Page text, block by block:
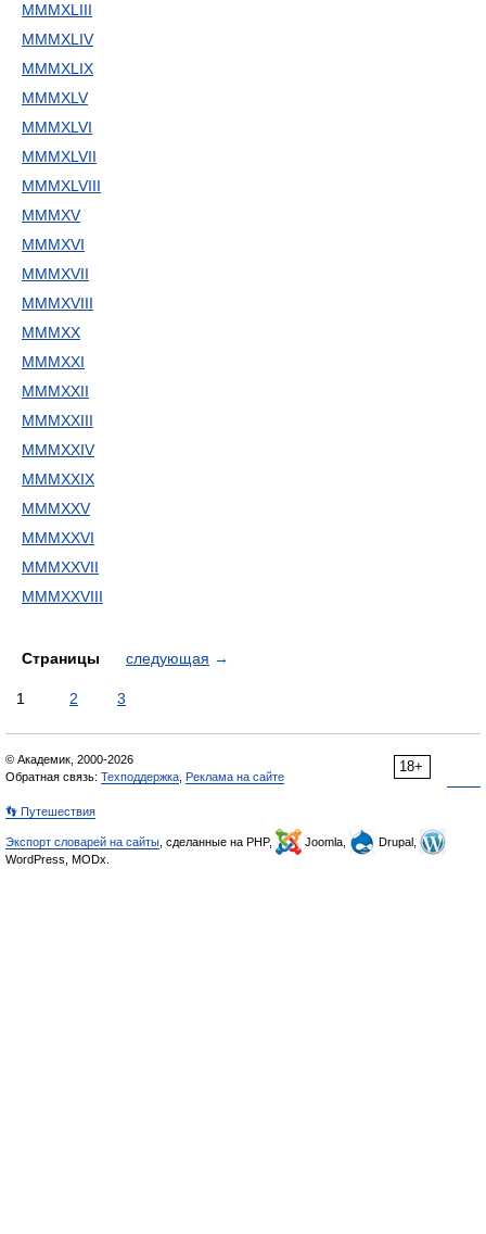
MMMXLIII
MMMXLIV
MMMXLIX
MMMXLV
MMMXLVI
MMMXLVII
MMMXLVIII
MMMXV
MMMXVI
MMMXVII
MMMXVIII
MMMXX
MMMXXI
MMMXXII
MMMXXIII
MMMXXIV
MMMXXIX
MMMXXV
MMMXXVI
MMMXXVII
MMMXXVIII
Страницы следующая →
1 2 3
18+
© Академик, 2000-2026
Обратная связь: Техподдержка Реклама на сайте
👣 Путешествия
Экспорт словарей на сайты , сделанные на PHP, Joomla,
Drupal,
WordPress, MODx.